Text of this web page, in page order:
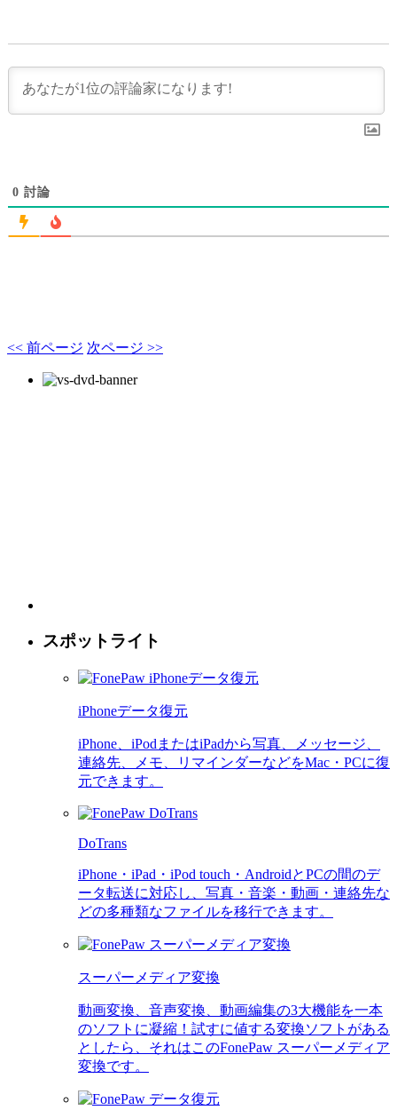
0 討論
<< 前ページ 次ページ >>
スポットライト
iPhoneデータ復元
iPhone、iPodまたはiPadから写真、メッセージ、
連絡先、メモ、リマインダーなどをMac・PCに復
元できます。
DoTrans
iPhone・iPad・iPod touch・AndroidとPCの間のデ
ータ転送に対応し、写真・音楽・動画・連絡先な
どの多種類なファイルを移行できます。
スーパーメディア変換
動画変換、音声変換、動画編集の3大機能を一本
のソフトに凝縮！試すに値する変換ソフトがある
としたら、それはこのFonePaw スーパーメディア
変換です。